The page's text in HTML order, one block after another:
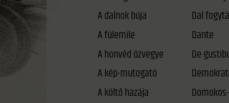
A dalnok búja
A fülemile
A honvéd özvegye
A kép-mutogató
A költő hazája
De